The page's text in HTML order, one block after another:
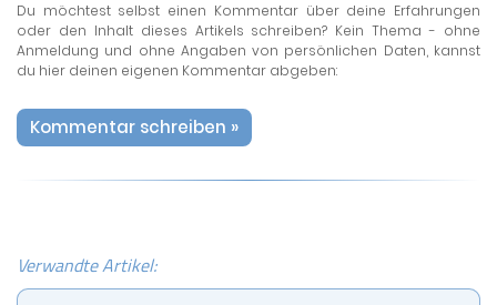
Du möchtest selbst einen Kommentar über deine Erfahrungen
oder den Inhalt dieses Artikels schreiben? Kein Thema - ohne
Anmeldung und ohne Angaben von persönlichen Daten, kannst
du hier deinen eigenen Kommentar abgeben:
Kommentar schreiben »
Verwandte Artikel: